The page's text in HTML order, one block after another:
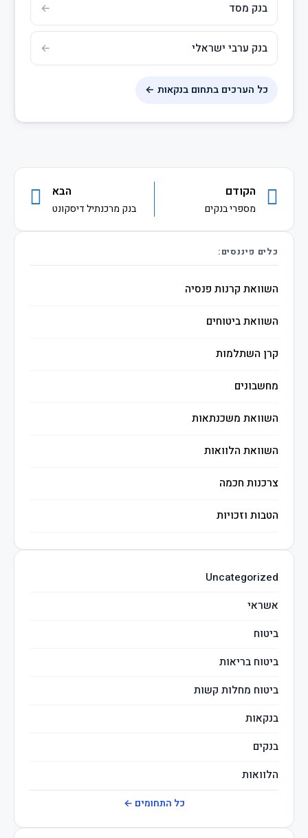
בנק מסד
בנק ערבי ישראלי
כל הערכים בתחום בנקאות ←
הקודם
מספרי בנקים
הבא
בנק מרכנתיל דיסקונט
כלים פיננסים:
השוואת קרנות פנסיה
השוואת ביטוחים
קרן השתלמות
מחשבונים
השוואת משכנתאות
השוואת הלוואות
צרכנות חכמה
הטבות וזכויות
השקעות חכמות
מיסים
Uncategorized
אשראי
ביטוח
ביטוח בריאות
ביטוח מחלות קשות
בנקאות
בנקים
הלוואות
חוזרי בנק ישראל
כל התחומים ←